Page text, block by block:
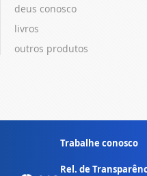
deus conosco
livros
outros produtos
Trabalhe conosco
Rel. de